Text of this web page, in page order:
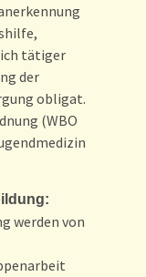
tätiger
der
obligat.
(WBO
werden von